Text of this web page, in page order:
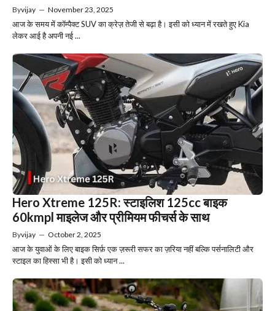
Byvijay — November 23, 2025
आज के समय में कॉम्पैक्ट SUV का क्रेज़ तेजी से बढ़ा है। इसी को ध्यान में रखते हुए Kia
लेकर आई है अपनी नई ...
Hero Xtreme 125R: स्टाइलिश 125cc बाइक
60kmpl माइलेज और प्रीमियम फीचर्स के साथ
Byvijay — October 2, 2025
आज के युवाओं के लिए बाइक सिर्फ़ एक ज़रूरी सफर का ज़रिया नहीं बल्कि पर्सनालिटी और
स्टाइल का हिस्सा भी है। इसी को ध्यान ...